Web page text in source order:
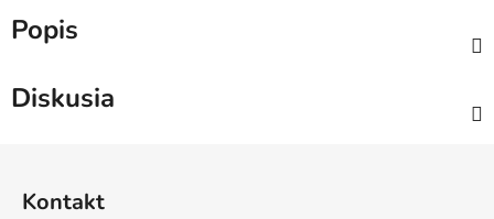
Popis
Diskusia
Kontakt